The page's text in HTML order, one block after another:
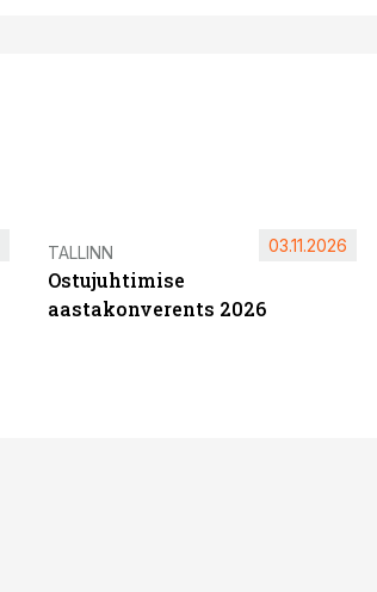
TALLINN
Ostujuhtimise
aastakonverents 2026
03.11.2026